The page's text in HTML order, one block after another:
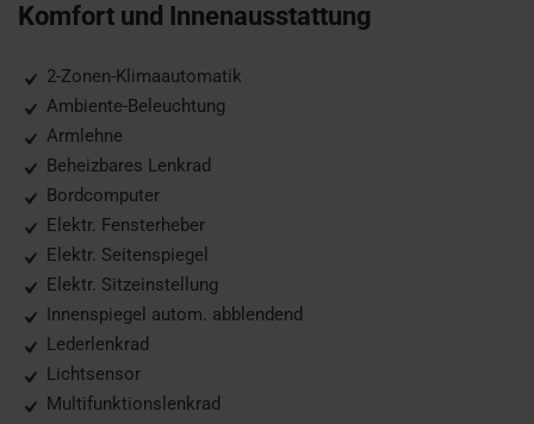
Komfort und Innenausstattung
2-Zonen-Klimaautomatik
Ambiente-Beleuchtung
Armlehne
Beheizbares Lenkrad
Bordcomputer
Elektr. Fensterheber
Elektr. Seitenspiegel
Elektr. Sitzeinstellung
Innenspiegel autom. abblendend
Lederlenkrad
Lichtsensor
Multifunktionslenkrad